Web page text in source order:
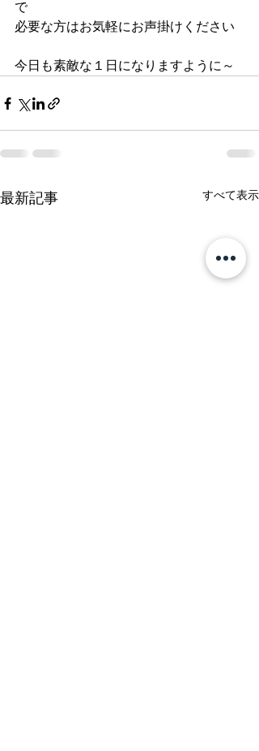
で
必要な方はお気軽にお声掛けください
今日も素敵な１日になりますように～
最新記事 すべて表示